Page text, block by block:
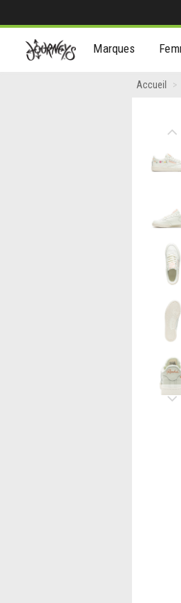
contenu]
Marques
Reebok
Club
Daisy
femmes
Ivoire
Rose
Accueil